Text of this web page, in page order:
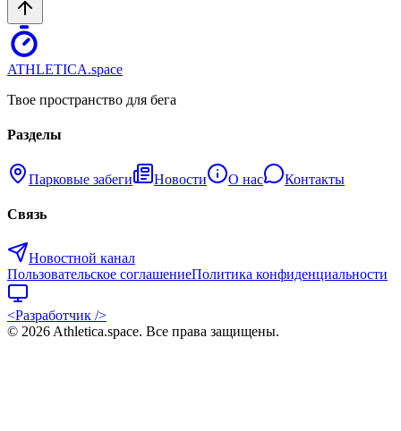
ATHLETICA.space
Твое пространство для бега
Разделы
Парковые забеги Новости О нас Контакты
Связь
Новостной канал
Пользовательское соглашениеПолитика конфиденциальности
<Разработчик />
© 2026 Athletica.space. Все права защищены.